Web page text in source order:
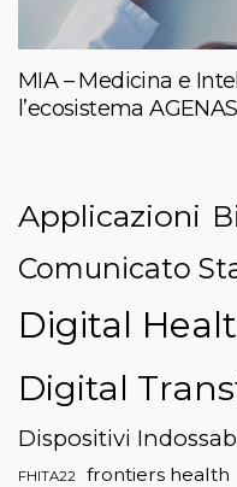
MIA – Medicina e
l’ecosistema
Applicazioni
Comunicato
Digital
Digital
Dispositivi
FHITA22 frontiers health